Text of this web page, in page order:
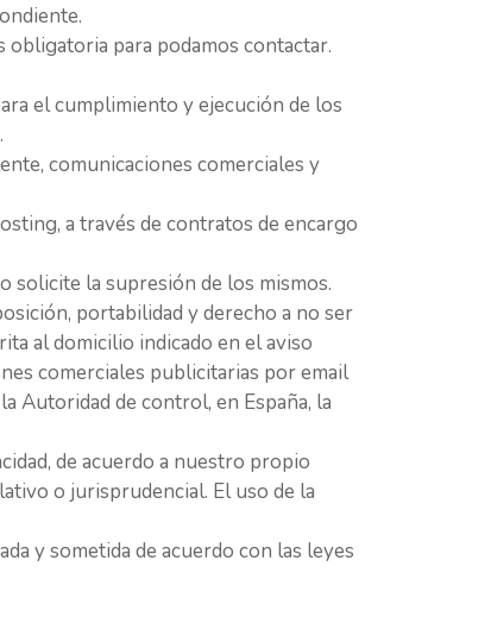
para podamos contactar.
el cumplimiento y ejecución de los
comunicaciones comerciales y
a través de contratos de encargo
solicite la supresión de los mismos.
portabilidad y derecho a no ser
al domicilio indicado en el aviso
comerciales publicitarias por email
Autoridad de control, en España, la
de acuerdo a nuestro propio
o jurisprudencial. El uso de la
y sometida de acuerdo con las leyes